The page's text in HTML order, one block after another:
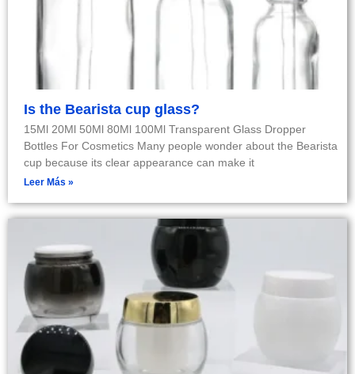
Is the Bearista cup glass?
15Ml 20Ml 50Ml 80Ml 100Ml Transparent Glass Dropper
Bottles For Cosmetics Many people wonder about the Bearista
cup because its clear appearance can make it
Leer Más »